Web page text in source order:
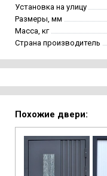
Установка на улицу
Размеры, мм
Масса, кг
Страна производитель
Похожие двери: